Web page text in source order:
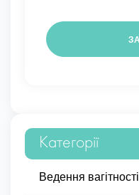
Категорії
Ведення вагітності